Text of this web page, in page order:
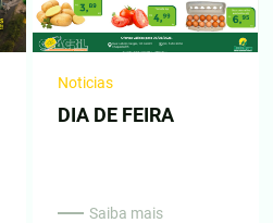
Noticias
DIA DE FEIRA
Saiba mais